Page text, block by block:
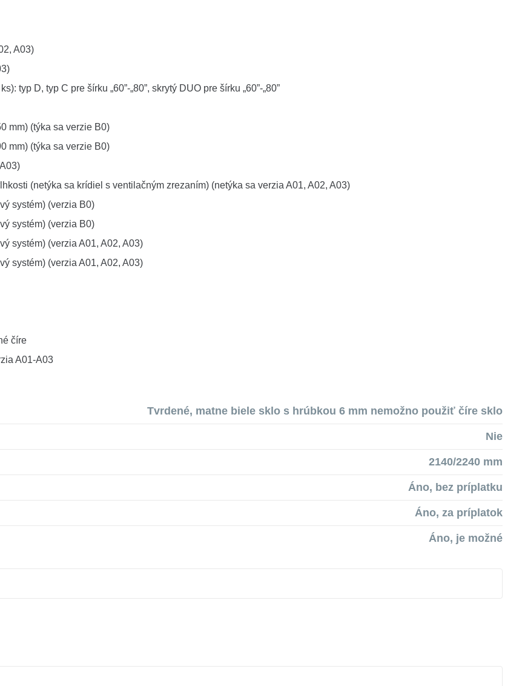
A03)
typ D, typ C pre šírku „60”-„80”, skrytý DUO pre šírku „60”-„80”
mm) (týka sa verzie B0)
mm) (týka sa verzie B0)
(netýka sa krídiel s ventilačným zrezaním) (netýka sa verzia A01, A02, A03)
systém) (verzia B0)
systém) (verzia B0)
systém) (verzia A01, A02, A03)
systém) (verzia A01, A02, A03)
číre
A01-A03
Tvrdené, matne biele sklo s hrúbkou 6 mm nemožno použiť číre sklo
Nie
2140/2240 mm
Áno, bez príplatku
Áno, za príplatok
Áno, je možné